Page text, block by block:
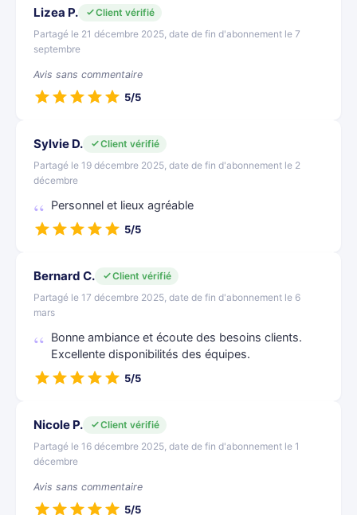
Lizea P.
Client vérifié
Partagé le 21 décembre 2025, date de fin d'abonnement le 7
septembre
Avis sans commentaire
5/5
Sylvie D.
Client vérifié
Partagé le 19 décembre 2025, date de fin d'abonnement le 2
décembre
Personnel et lieux agréable
5/5
Bernard C.
Client vérifié
Partagé le 17 décembre 2025, date de fin d'abonnement le 6
mars
Bonne ambiance et écoute des besoins clients.
Excellente disponibilités des équipes.
5/5
Nicole P.
Client vérifié
Partagé le 16 décembre 2025, date de fin d'abonnement le 1
décembre
Avis sans commentaire
5/5